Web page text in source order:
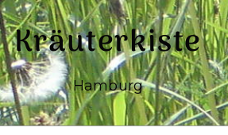
Kräuterkiste
Hamburg